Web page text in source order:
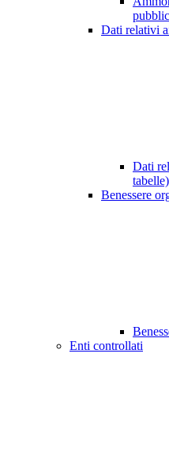
Dati relativi
Dati
tabelle)
Benessere
Enti controllati